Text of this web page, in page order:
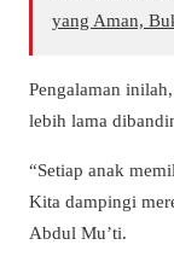
yang Aman,
Pengalaman
lebih lama
“Setiap anak
Kita dampingi
Abdul Mu’ti.